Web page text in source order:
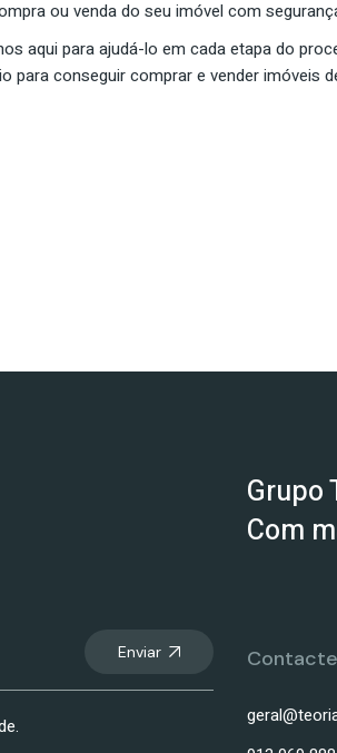
ou venda do seu imóvel com
aqui para ajudá-lo em cada etapa do
para conseguir comprar e vender imóveis
Grupo
Com
Enviar
.